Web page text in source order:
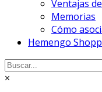
Ventajas
Memorias
Cómo
Hemengo
×